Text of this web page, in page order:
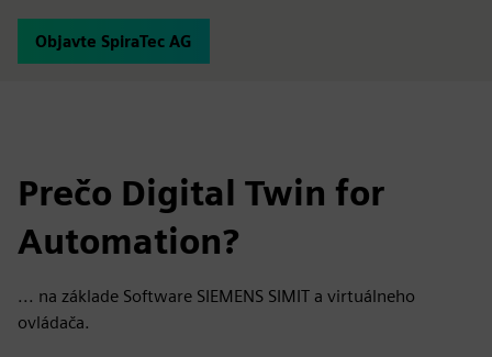
Objavte SpiraTec AG
Prečo Digital Twin for
Automation?
... na základe Software SIEMENS SIMIT a virtuálneho
ovládača.